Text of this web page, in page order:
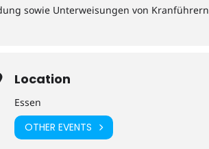
sowie Unterweisungen von Kranführern
Location
Essen
OTHER EVENTS